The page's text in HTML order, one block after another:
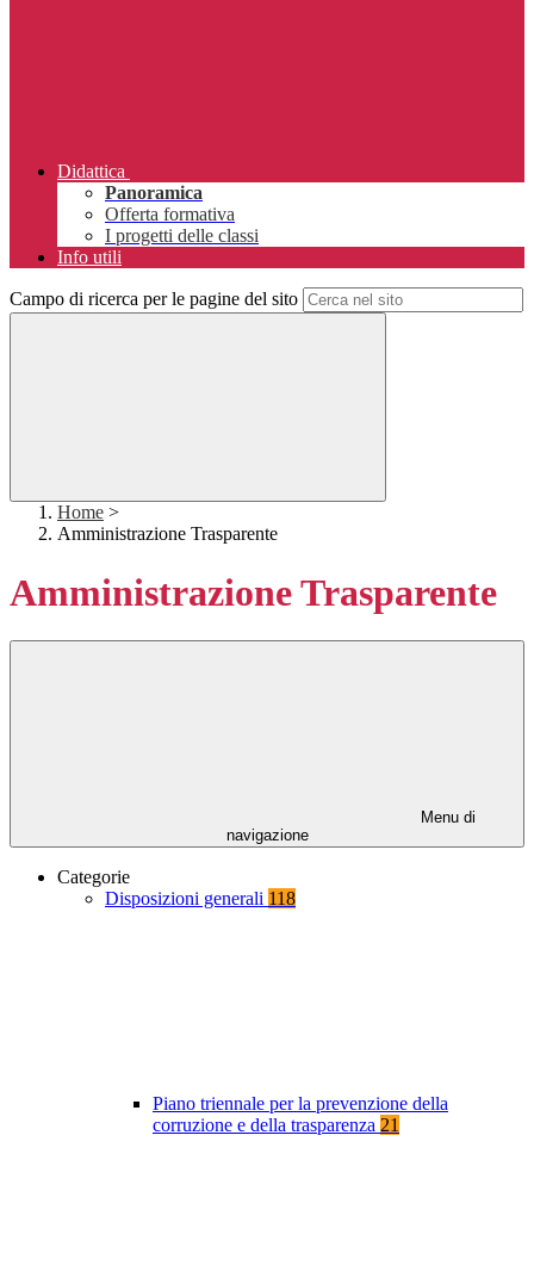
Didattica
Panoramica
Offerta formativa
I progetti delle classi
Info utili
Campo di ricerca per le pagine del sito
Home >
Amministrazione Trasparente
Amministrazione Trasparente
Menu di
navigazione
Categorie
Disposizioni generali 118
Piano triennale per la prevenzione della
corruzione e della trasparenza 21